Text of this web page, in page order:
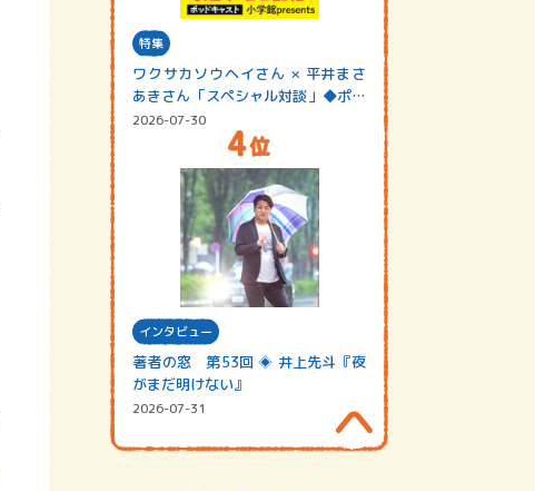
特集
ワクサカソウヘイさん × 平井まさ
あきさん「スペシャル対談」◆ポッ
ドキャスト…
2026-07-30
インタビュー
著者の窓 第53回 ◈ 井上先斗『夜
がまだ明けない』
2026-07-31